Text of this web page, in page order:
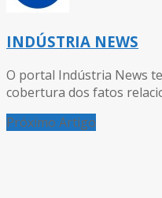
INDÚSTRIA NEWS
O portal Indústria News
cobertura dos fatos
Próximo Artigo